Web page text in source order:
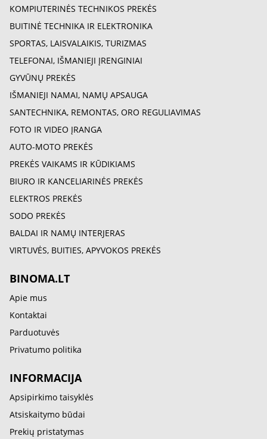
KOMPIUTERINĖS TECHNIKOS PREKĖS
BUITINĖ TECHNIKA IR ELEKTRONIKA
SPORTAS, LAISVALAIKIS, TURIZMAS
TELEFONAI, IŠMANIEJI ĮRENGINIAI
GYVŪNŲ PREKĖS
IŠMANIEJI NAMAI, NAMŲ APSAUGA
SANTECHNIKA, REMONTAS, ORO REGULIAVIMAS
FOTO IR VIDEO ĮRANGA
AUTO-MOTO PREKĖS
PREKĖS VAIKAMS IR KŪDIKIAMS
BIURO IR KANCELIARINĖS PREKĖS
ELEKTROS PREKĖS
SODO PREKĖS
BALDAI IR NAMŲ INTERJERAS
VIRTUVĖS, BUITIES, APYVOKOS PREKĖS
BINOMA.LT
Apie mus
Kontaktai
Parduotuvės
Privatumo politika
INFORMACIJA
Apsipirkimo taisyklės
Atsiskaitymo būdai
Prekių pristatymas